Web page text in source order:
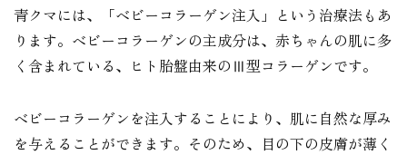
青クマには、「ベビーコラーゲン注入」という治療法もあ
ります。ベビーコラーゲンの主成分は、赤ちゃんの肌に多
く含まれている、ヒト胎盤由来のⅢ型コラーゲンです。
ベビーコラーゲンを注入することにより、肌に自然な厚み
を与えることができます。そのため、目の下の皮膚が薄く